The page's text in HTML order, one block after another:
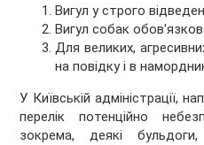
Вигул у строго
Вигул собак
Для великих,
на повідку і в
У Київській адміністрації,
перелік потенційно
зокрема, деякі